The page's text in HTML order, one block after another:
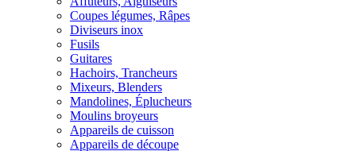
Coupes légumes, Râpes
Diviseurs inox
Fusils
Guitares
Hachoirs, Trancheurs
Mixeurs, Blenders
Mandolines, Éplucheurs
Moulins broyeurs
Appareils de cuisson
Appareils de découpe